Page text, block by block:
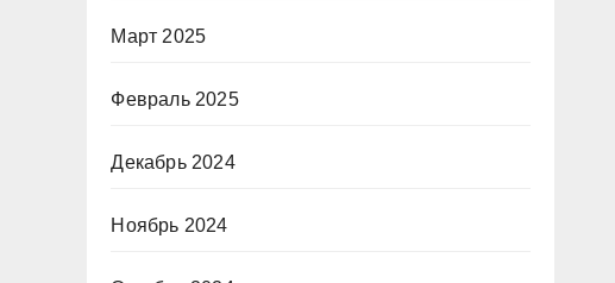
Март 2025
Февраль 2025
Декабрь 2024
Ноябрь 2024